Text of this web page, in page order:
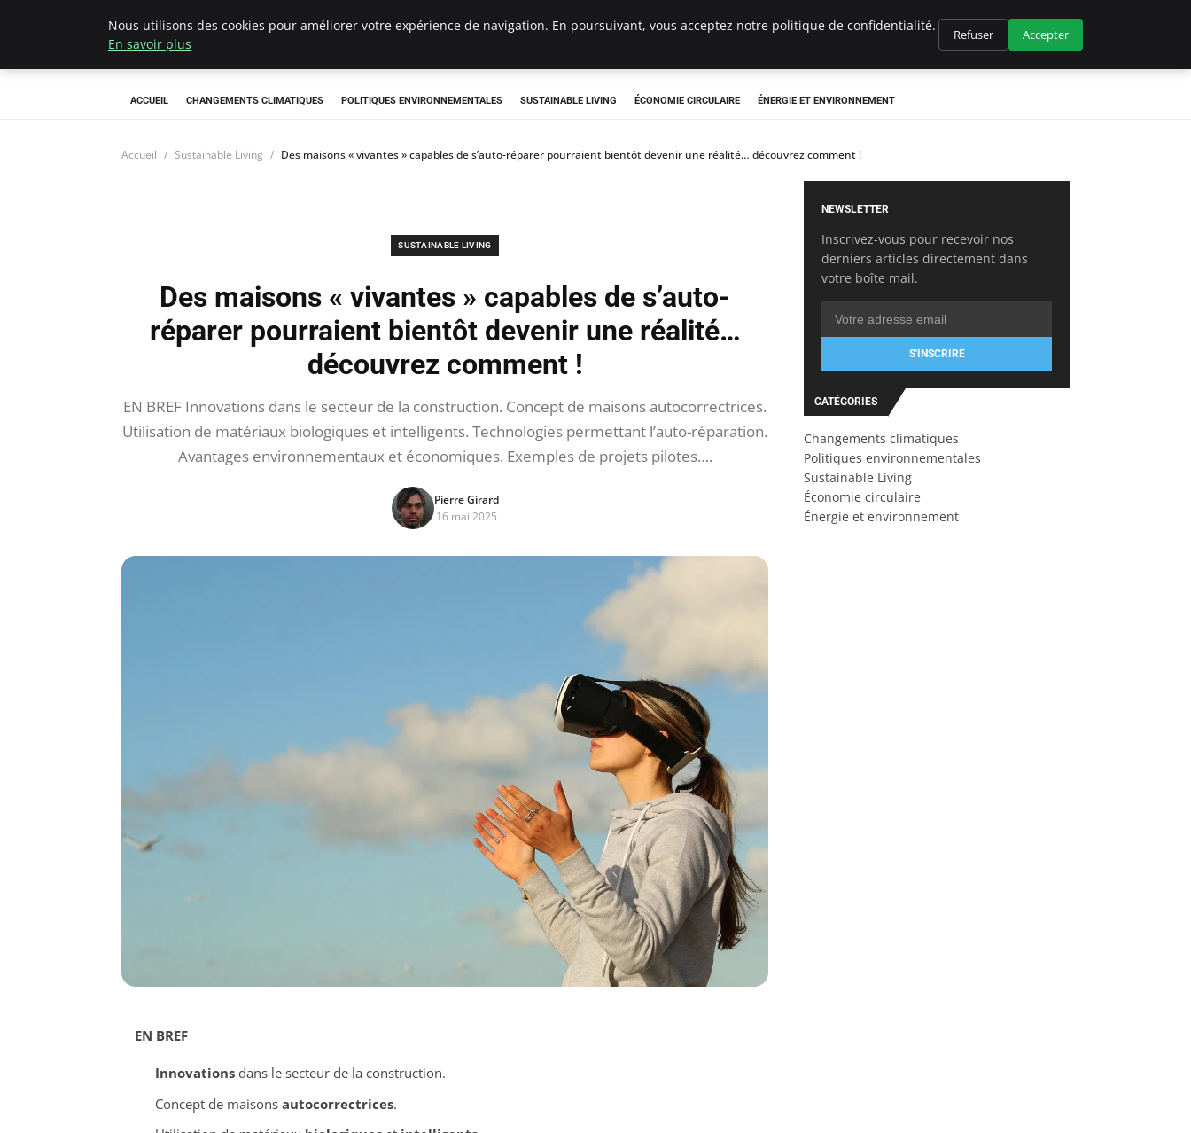
Climategatecountryclub.com
ACCUEIL CHANGEMENTS CLIMATIQUES POLITIQUES ENVIRONNEMENTALES SUSTAINABLE LIVING ÉCONOMIE CIRCULAIRE ÉNERGIE ET ENVIRONNEMENT
Accueil Sustainable Living Des maisons « vivantes » capables de s’auto-réparer pourraient bientôt devenir une réalité… découvrez comment !
SUSTAINABLE LIVING
Des maisons « vivantes » capables de s’auto-
réparer pourraient bientôt devenir une réalité…
découvrez comment !
EN BREF Innovations dans le secteur de la construction. Concept de maisons autocorrectrices.
Utilisation de matériaux biologiques et intelligents. Technologies permettant l’auto-réparation.
Avantages environnementaux et économiques. Exemples de projets pilotes….
Pierre Girard
16 mai 2025
EN BREF
Innovationsdans le secteur de la construction.
Concept de maisons autocorrectrices.
NEWSLETTER
Inscrivez-vous pour recevoir nos
derniers articles directement dans
votre boîte mail.
S'INSCRIRE
CATÉGORIES
Changements climatiques
Politiques environnementales
Sustainable Living
Économie circulaire
Énergie et environnement
Nous utilisons des cookies pour améliorer votre expérience de navigation. En poursuivant, vous acceptez notre politique de confidentialité.
En savoir plus
Refuser Accepter